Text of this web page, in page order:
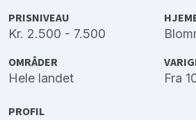
PRISNIVEAU
Kr. 2.500 - 7.500
OMRÅDER
Hele landet Fra
PROFIL